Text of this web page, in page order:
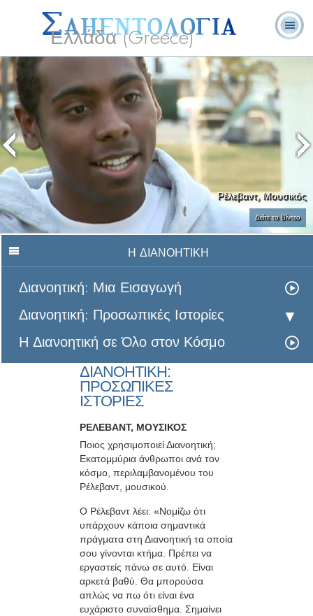
Ελλάδα (Greece)
Λ. Ρον
Χάμπαρντ
Εθελοντές
Λειτουργοί
Συχνές Ερωτήσεις
και Απαντήσεις
Ρέλεβαντ, Μουσικός
Δείτε το Βίντεο
Η ΔΙΑΝΟΗΤΙΚΗ
Διανοητική: Μια Εισαγωγή
Διανοητική: Προσωπικές Ιστορίες
Η Διανοητική σε Όλο στον Κόσμο
ΔΙΑΝΟΗΤΙΚΗ:
ΠΡΟΣΩΠΙΚΕΣ
ΙΣΤΟΡΙΕΣ
ΡΕΛΕΒΑΝΤ, ΜΟΥΣΙΚΟΣ
Ποιος χρησιμοποιεί Διανοητική;
Εκατομμύρια άνθρωποι ανά τον
κόσμο, περιλαμβανομένου του
Ρέλεβαντ, μουσικού.
Ο Ρέλεβαντ λέει: «Νομίζω ότι
υπάρχουν κάποια σημαντικά
πράγματα στη Διανοητική τα οποία
σου γίνονται κτήμα. Πρέπει να
εργαστείς πάνω σε αυτό. Είναι
αρκετά βαθύ. Θα μπορούσα
απλώς να πω ότι είναι ένα
ευχάριστο συναίσθημα. Σημαίνει